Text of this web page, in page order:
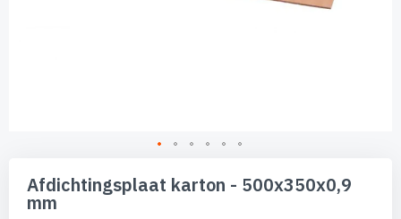
naar
begin
Afdichtingsplaat karton - 500x350x0,9
mm